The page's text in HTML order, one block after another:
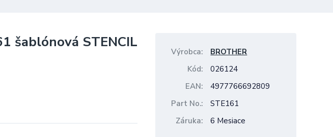
šablónová STENCIL
Výrobca
BROTHER
Kód
026124
EAN
4977766692809
Part No.
STE161
Záruka
6 Mesiace